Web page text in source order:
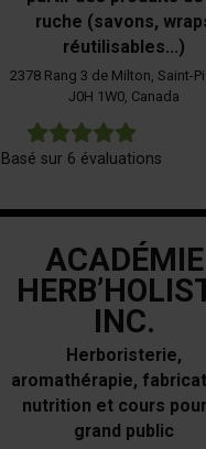
ruche (savons,
réutilisables...)
2378 Rang 3 de Milton, Saint-
J0H 1W0, Canada
Basé sur 6 évaluations
ACADÉMIE
INC.
Herboristerie,
aromathérapie,
nutrition et cours
grand public